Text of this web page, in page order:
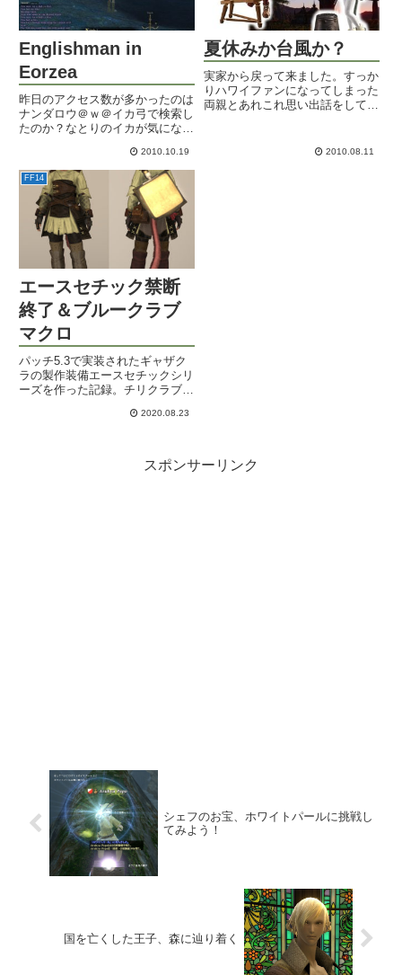
Englishman in
Eorzea
昨日のアクセス数が多かったのは
ナンダロウ＠ｗ＠イカ弓で検索し
たのか？なとりのイカが気になっ
今日は英語のお話。FF14はコン
フィグの設定を変えると、英語・
ドイツ語・フランス語で楽しむこ
とも出来ます。ちょっと英語バ...
2010.10.19
夏休みか台風か？
実家から戻って来ました。すっか
りハワイファンになってしまった
両親とあれこれ思い出話をしてい
いｗｗｗｗ一年も経たずに行っち
2010.08.11
FF14
エースセチック禁断
終了＆ブルークラブ
マクロ
パッチ5.3で実装されたギャザク
ラの製作装備エースセチックシリ
ーズを作った記録。チリクラブ用
2020.08.23
スポンサーリンク
シェフのお宝、ホワイトパールに挑戦し
てみよう！
国を亡くした王子、森に辿り着く